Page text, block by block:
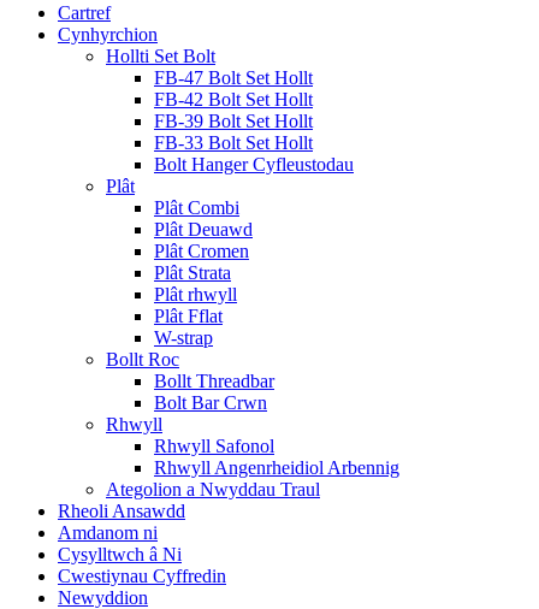
Cartref
Cynhyrchion
Hollti Set Bolt
FB-47 Bolt Set Hollt
FB-42 Bolt Set Hollt
FB-39 Bolt Set Hollt
FB-33 Bolt Set Hollt
Bolt Hanger Cyfleustodau
Plât
Plât Combi
Plât Deuawd
Plât Cromen
Plât Strata
Plât rhwyll
Plât Fflat
W-strap
Bollt Roc
Bollt Threadbar
Bolt Bar Crwn
Rhwyll
Rhwyll Safonol
Rhwyll Angenrheidiol Arbennig
Ategolion a Nwyddau Traul
Rheoli Ansawdd
Amdanom ni
Cysylltwch â Ni
Cwestiynau Cyffredin
Newyddion